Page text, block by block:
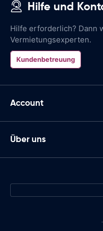
Hilfe und
Hilfe erforderlich? Dann
Vermietungsexperten.
Kundenbetreuung
Account
Über uns